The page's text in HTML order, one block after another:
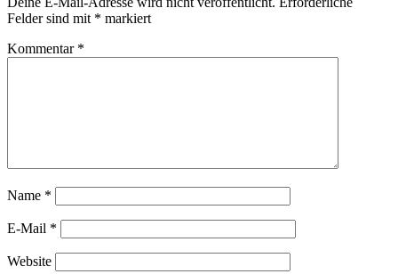
Felder sind mit * markiert
Kommentar *
Name *
E-Mail *
Website